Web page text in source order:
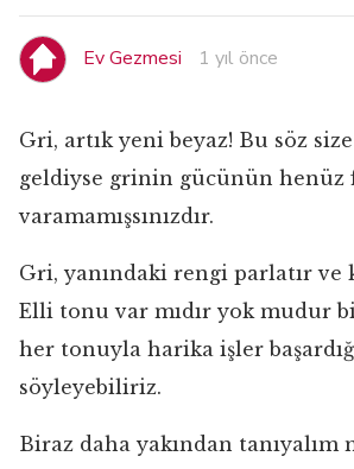
Ev Gezmesi 1 yıl önce
Gri, artık yeni beyaz! Bu söz
geldiyse grinin gücünün henüz
varamamışsınızdır.
Gri, yanındaki rengi parlatır ve
Elli tonu var mıdır yok mudur
her tonuyla harika işler
söyleyebiliriz.
Biraz daha yakından tanıyalım